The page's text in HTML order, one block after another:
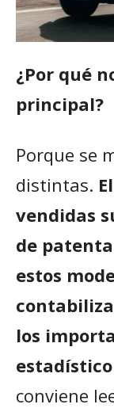
¿Por qué
principal?
Porque se
distintas.
vendidas
de
estos
los
conviene